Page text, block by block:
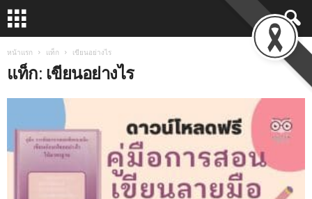
หน้าแรก แท็ก เขียนอย่างไร
แท็ก: เขียนอย่างไร